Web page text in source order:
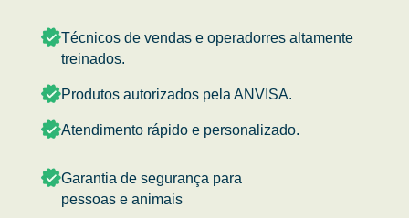
Técnicos de vendas e operadorres altamente
treinados.
Produtos autorizados pela ANVISA.
Atendimento rápido e personalizado.
Garantia de segurança para
pessoas e animais